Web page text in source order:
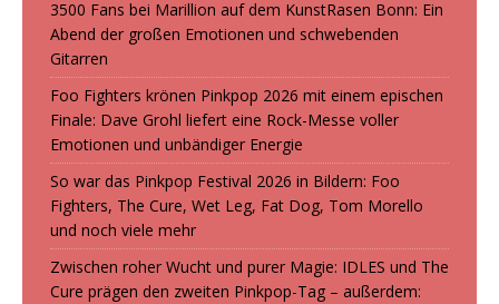
3500 Fans bei Marillion auf dem KunstRasen Bonn: Ein
Abend der großen Emotionen und schwebenden
Gitarren
Foo Fighters krönen Pinkpop 2026 mit einem epischen
Finale: Dave Grohl liefert eine Rock-Messe voller
Emotionen und unbändiger Energie
So war das Pinkpop Festival 2026 in Bildern: Foo
Fighters, The Cure, Wet Leg, Fat Dog, Tom Morello
und noch viele mehr
Zwischen roher Wucht und purer Magie: IDLES und The
Cure prägen den zweiten Pinkpop-Tag – außerdem: